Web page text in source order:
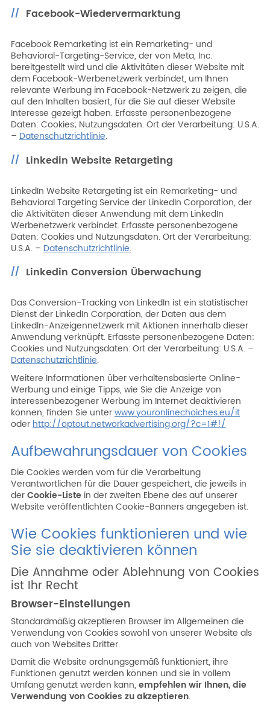
Facebook-Wiedervermarktung
Facebook Remarketing ist ein Remarketing- und
Behavioral-Targeting-Service, der von Meta, Inc.
bereitgestellt wird und die Aktivitäten dieser Website mit
dem Facebook-Werbenetzwerk verbindet, um Ihnen
relevante Werbung im Facebook-Netzwerk zu zeigen, die
auf den Inhalten basiert, für die Sie auf dieser Website
Interesse gezeigt haben. Erfasste personenbezogene
Daten: Cookies; Nutzungsdaten. Ort der Verarbeitung: U.S.A.
– Datenschutzrichtlinie.
Linkedin Website Retargeting
LinkedIn Website Retargeting ist ein Remarketing- und
Behavioral Targeting Service der LinkedIn Corporation, der
die Aktivitäten dieser Anwendung mit dem LinkedIn
Werbenetzwerk verbindet. Erfasste personenbezogene
Daten: Cookies und Nutzungsdaten. Ort der Verarbeitung:
U.S.A. – Datenschutzrichtlinie.
Linkedin Conversion Überwachung
Das Conversion-Tracking von LinkedIn ist ein statistischer
Dienst der LinkedIn Corporation, der Daten aus dem
LinkedIn-Anzeigennetzwerk mit Aktionen innerhalb dieser
Anwendung verknüpft. Erfasste personenbezogene Daten:
Cookies und Nutzungsdaten. Ort der Verarbeitung: U.S.A. –
Datenschutzrichtlinie.
Weitere Informationen über verhaltensbasierte Online-
Werbung und einige Tipps, wie Sie die Anzeige von
interessenbezogener Werbung im Internet deaktivieren
können, finden Sie unterwww.youronlinechoiches.eu/it
oderhttp://optout.networkadvertising.org/?c=1#!/
Aufbewahrungsdauer von Cookies
Die Cookies werden vom für die Verarbeitung
Verantwortlichen für die Dauer gespeichert, die jeweils in
derCookie-Liste in der zweiten Ebene des auf unserer
Website veröffentlichten Cookie-Banners angegeben ist.
Wie Cookies funktionieren und wie
Sie sie deaktivieren können
Die Annahme oder Ablehnung von Cookies
ist Ihr Recht
Browser-Einstellungen
Standardmäßig akzeptieren Browser im Allgemeinen die
Verwendung von Cookies sowohl von unserer Website als
auch von Websites Dritter.
Damit die Website ordnungsgemäß funktioniert, ihre
Funktionen genutzt werden können und sie in vollem
Umfang genutzt werden kann, empfehlen wir Ihnen, die
Verwendung von Cookies zu akzeptieren.